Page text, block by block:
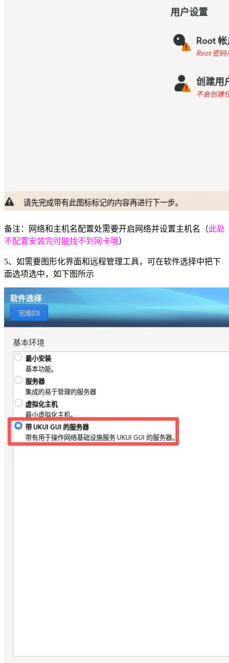
备注：网络和主机名配置处需要开启网络并设置主机名（此处
不配置安装完可能找不到网卡哦）
5、如需要图形化界面和远程管理工具，可在软件选择中把下
面选项选中，如下图所示